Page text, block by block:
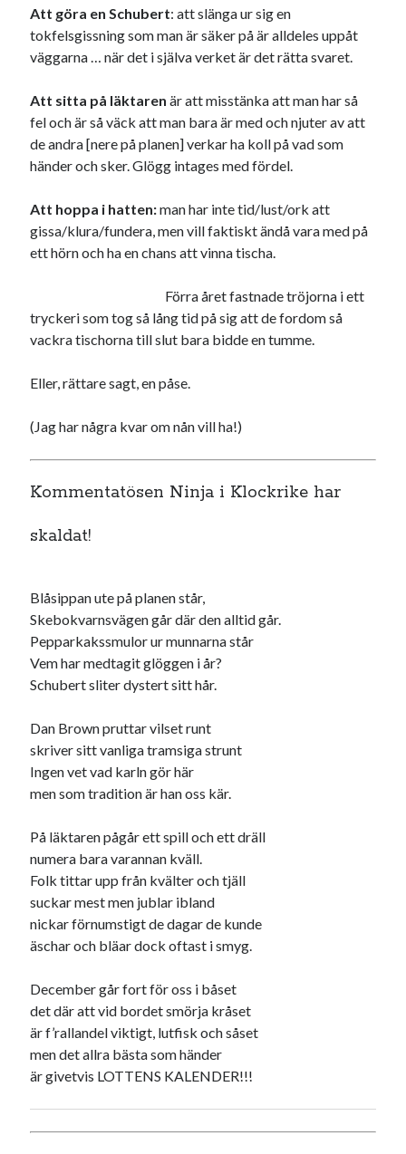
Att göra en Schubert: att slänga ur sig en
tokfelsgissning som man är säker på är alldeles uppåt
väggarna … när det i själva verket är det rätta svaret.
Att sitta på läktaren är att misstänka att man har så
fel och är så väck att man bara är med och njuter av att
de andra [nere på planen] verkar ha koll på vad som
händer och sker. Glögg intages med fördel.
Att hoppa i hatten:man har inte tid/lust/ork att
gissa/klura/fundera, men vill faktiskt ändå vara med på
ett hörn och ha en chans att vinna tischa.
Förra året fastnade tröjorna i ett
tryckeri som tog så lång tid på sig att de fordom så
vackra tischorna till slut bara bidde en tumme.
Eller, rättare sagt, en påse.
(Jag har några kvar om nån vill ha!)
Kommentatösen Ninja i Klockrike har
skaldat!
Blåsippan ute på planen står,
Skebokvarnsvägen går där den alltid går.
Pepparkakssmulor ur munnarna står
Vem har medtagit glöggen i år?
Schubert sliter dystert sitt hår.
Dan Brown pruttar vilset runt
skriver sitt vanliga tramsiga strunt
Ingen vet vad karln gör här
men som tradition är han oss kär.
På läktaren pågår ett spill och ett dräll
numera bara varannan kväll.
Folk tittar upp från kvälter och tjäll
suckar mest men jublar ibland
nickar förnumstigt de dagar de kunde
äschar och bläar dock oftast i smyg.
December går fort för oss i båset
det där att vid bordet smörja kråset
är f’rallandel viktigt, lutfisk och såset
men det allra bästa som händer
är givetvis LOTTENS KALENDER!!!